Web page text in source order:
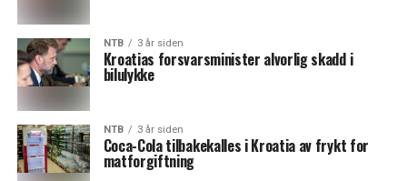
NTB 3 år siden
Kroatias forsvarsminister alvorlig skadd i
bilulykke
NTB 3 år siden
Coca-Cola tilbakekalles i Kroatia av frykt for
matforgiftning